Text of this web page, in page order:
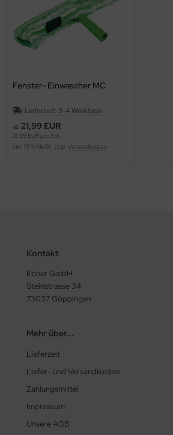
Fenster- Einwascher MC
Lieferzeit: 3-4 Werktage
ab 21,99 EUR
21,99 EUR pro Stk.
inkl. 19 % MwSt. zzgl. Versandkosten
Kontakt
Ebner GmbH
Steinstrasse 34
73037 Göppingen
Mehr über...
Lieferzeit
Liefer- und Versandkosten
Zahlungsmittel
Impressum
Unsere AGB